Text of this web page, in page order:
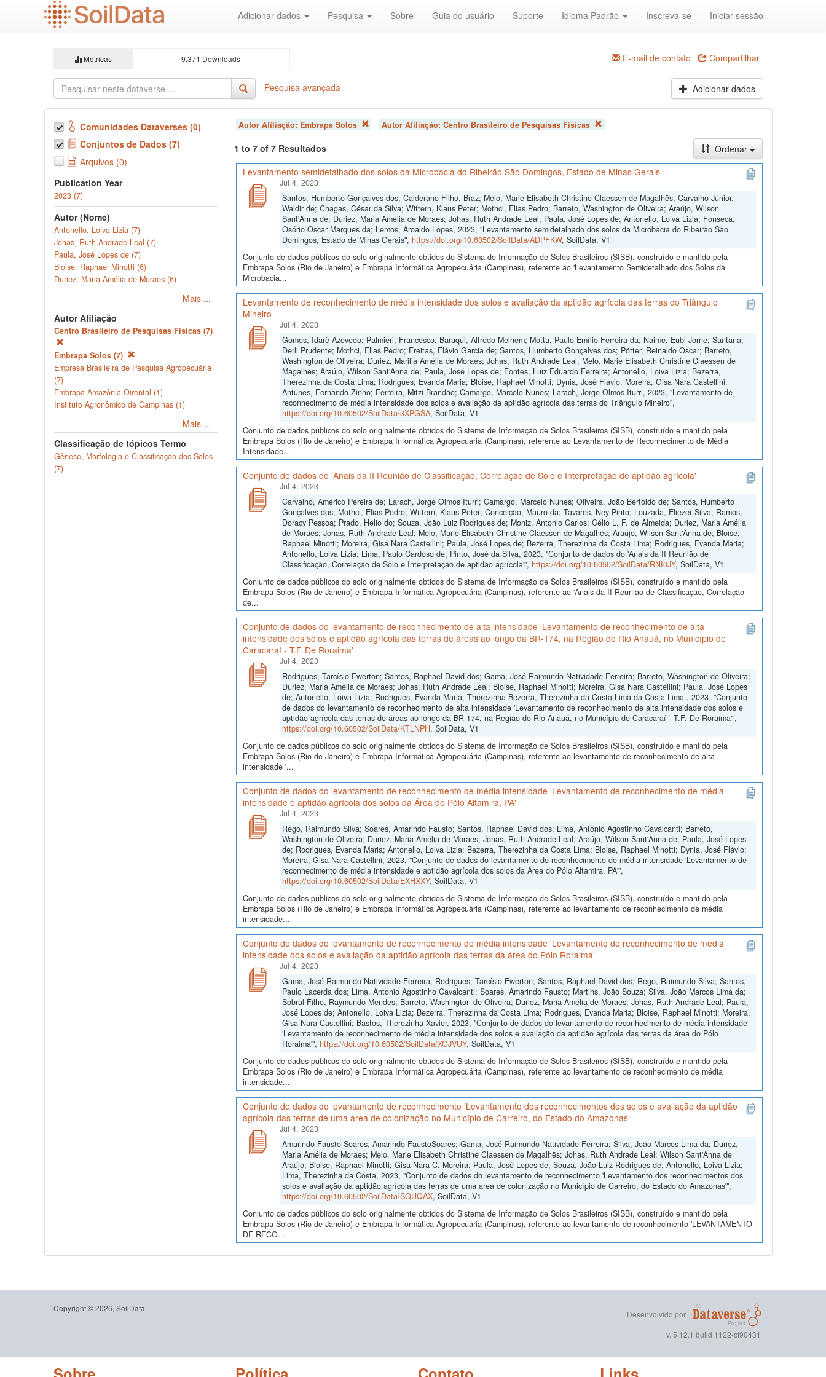
Adicionar dados Pesquisa Sobre Guia do usuário Suporte Idioma Padrão Inscreva-se Iniciar sessão
Métricas 9,371 Downloads E-mail de contato Compartilhar
Pesquisa avançada Adicionar dados
Comunidades Dataverses (0)
Conjuntos de Dados (7)
Arquivos (0)
Publication Year
2023 (7)
Autor (Nome)
Antonello, Loiva Lizia (7)
Johas, Ruth Andrade Leal (7)
Paula, José Lopes de (7)
Bloise, Raphael Minotti (6)
Duriez, Maria Amélia de Moraes (6)
Mais ...
Autor Afiliação
Centro Brasileiro de Pesquisas Físicas (7)
Embrapa Solos (7)
Empresa Brasileira de Pesquisa Agropecuária
(7)
Embrapa Amazônia Oirental (1)
Instituto Agronômico de Campinas (1)
Mais ...
Classificação de tópicos Termo
Gênese, Morfologia e Classificação dos Solos
(7)
Autor Afiliação: Embrapa Solos Autor Afiliação: Centro Brasileiro de Pesquisas Físicas
1 to 7 of 7 Resultados
Ordenar
Levantamento semidetalhado dos solos da Microbacia do Ribeirão São Domingos, Estado de Minas Gerais
Jul 4, 2023
Santos, Humberto Gonçalves dos; Calderano Filho, Braz; Melo, Marie Elisabeth Christine Claessen de Magalhẽs; Carvalho Júnior,
Waldir de; Chagas, César da Silva; Wittern, Klaus Peter; Mothci, Elias Pedro; Barreto, Washington de Oliveira; Araújo, Wilson
Sant'Anna de; Duriez, Maria Amélia de Moraes; Johas, Ruth Andrade Leal; Paula, José Lopes de; Antonello, Loiva Lizia; Fonseca,
Osório Oscar Marques da; Lemos, Aroaldo Lopes, 2023, "Levantamento semidetalhado dos solos da Microbacia do Ribeirão São
Domingos, Estado de Minas Gerais", https://doi.org/10.60502/SoilData/ADPFKW, SoilData, V1
Conjunto de dados públicos do solo originalmente obtidos do Sistema de Informação de Solos Brasileiros (SISB), construído e mantido pela
Embrapa Solos (Rio de Janeiro) e Embrapa Informática Agropecuária (Campinas), referente ao 'Levantamento Semidetalhado dos Solos da
Microbacia...
Levantamento de reconhecimento de média intensidade dos solos e avaliação da aptidão agrícola das terras do Triângulo
Mineiro
Jul 4, 2023
Gomes, Idarê Azevedo; Palmieri, Francesco; Baruqui, Alfredo Melhem; Motta, Paulo Emílio Ferreira da; Naime, Eubi Jorne; Santana,
Derli Prudente; Mothci, Elias Pedro; Freitas, Flávio Garcia de; Santos, Humberto Gonçalves dos; Pötter, Reinaldo Oscar; Barreto,
Washington de Oliveira; Duriez, Marilia Amélia de Moraes; Johas, Ruth Andrade Leal; Melo, Marie Elisabeth Christine Claessen de
Magalhẽs; Araújo, Wilson Sant'Anna de; Paula, José Lopes de; Fontes, Luiz Eduardo Ferreira; Antonello, Loiva Lizia; Bezerra,
Therezinha da Costa Lima; Rodrigues, Evanda Maria; Bloise, Raphael Minotti; Dynia, José Flávio; Moreira, Gisa Nara Castellini;
Antunes, Fernando Zinho; Ferreira, Mitzi Brandão; Camargo, Marcelo Nunes; Larach, Jorge Olmos Iturri, 2023, "Levantamento de
reconhecimento de média intensidade dos solos e avaliação da aptidão agrícola das terras do Triângulo Mineiro",
https://doi.org/10.60502/SoilData/3XPGSA, SoilData, V1
Conjunto de dados públicos do solo originalmente obtidos do Sistema de Informação de Solos Brasileiros (SISB), construído e mantido pela
Embrapa Solos (Rio de Janeiro) e Embrapa Informática Agropecuária (Campinas), referente ao Levantamento de Reconhecimento de Média
Intensidade...
Conjunto de dados do 'Anais da II Reunião de Classificação, Correlação de Solo e Interpretação de aptidão agrícola'
Jul 4, 2023
Carvalho, Américo Pereira de; Larach, Jorge Olmos Iturri; Camargo, Marcelo Nunes; Oliveira, João Bertoldo de; Santos, Humberto
Gonçalves dos; Mothci, Elias Pedro; Wittern, Klaus Peter; Conceição, Mauro da; Tavares, Ney Pinto; Louzada, Eliezer Silva; Ramos,
Doracy Pessoa; Prado, Helio do; Souza, João Luiz Rodrigues de; Moniz, Antonio Carlos; Célio L. F. de Almeida; Duriez, Maria Amélia
de Moraes; Johas, Ruth Andrade Leal; Melo, Marie Elisabeth Christine Claessen de Magalhẽs; Araújo, Wilson Sant'Anna de; Bloise,
Raphael Minotti; Moreira, Gisa Nara Castellini; Paula, José Lopes de; Bezerra, Therezinha da Costa Lima; Rodrigues, Evanda Maria;
Antonello, Loiva Lizia; Lima, Paulo Cardoso de; Pinto, José da Silva, 2023, "Conjunto de dados do 'Anais da II Reunião de
Classificação, Correlação de Solo e Interpretação de aptidão agrícola'", https://doi.org/10.60502/SoilData/RNI0JY, SoilData, V1
Conjunto de dados públicos do solo originalmente obtidos do Sistema de Informação de Solos Brasileiros (SISB), construído e mantido pela
Embrapa Solos (Rio de Janeiro) e Embrapa Informática Agropecuária (Campinas), referente ao 'Anais da II Reunião de Classificação, Correlação
de...
Conjunto de dados do levantamento de reconhecimento de alta intensidade 'Levantamento de reconhecimento de alta
intensidade dos solos e aptidão agrícola das terras de áreas ao longo da BR-174, na Região do Rio Anauá, no Município de
Caracaraí - T.F. De Roraima'
Jul 4, 2023
Rodrigues, Tarcísio Ewerton; Santos, Raphael David dos; Gama, José Raimundo Natividade Ferreira; Barreto, Washington de Oliveira;
Duriez, Maria Amélia de Moraes; Johas, Ruth Andrade Leal; Bloise, Raphael Minotti; Moreira, Gisa Nara Castellini; Paula, José Lopes
de; Antonello, Loiva Lizia; Rodrigues, Evanda Maria; Therezinha Bezerra, Therezinha da Costa Lima da Costa Lima., 2023, "Conjunto
de dados do levantamento de reconhecimento de alta intensidade 'Levantamento de reconhecimento de alta intensidade dos solos e
aptidão agrícola das terras de áreas ao longo da BR-174, na Região do Rio Anauá, no Município de Caracaraí - T.F. De Roraima'",
https://doi.org/10.60502/SoilData/KTLNPH, SoilData, V1
Conjunto de dados públicos do solo originalmente obtidos do Sistema de Informação de Solos Brasileiros (SISB), construído e mantido pela
Embrapa Solos (Rio de Janeiro) e Embrapa Informática Agropecuária (Campinas), referente ao levantamento de reconhecimento de alta
intensidade '...
Conjunto de dados do levantamento de reconhecimento de média intensidade 'Levantamento de reconhecimento de média
intensidade e aptidão agrícola dos solos da Área do Pólo Altamira, PA'
Jul 4, 2023
Rego, Raimundo Silva; Soares, Amarindo Fausto; Santos, Raphael David dos; Lima, Antonio Agostinho Cavalcanti; Barreto,
Washington de Oliveira; Duriez, Maria Amélia de Moraes; Johas, Ruth Andrade Leal; Araújo, Wilson Sant'Anna de; Paula, José Lopes
de; Rodrigues, Evanda Maria; Antonello, Loiva Lizia; Bezerra, Therezinha da Costa Lima; Bloise, Raphael Minotti; Dynia, José Flávio;
Moreira, Gisa Nara Castellini, 2023, "Conjunto de dados do levantamento de reconhecimento de média intensidade 'Levantamento de
reconhecimento de média intensidade e aptidão agrícola dos solos da Área do Pólo Altamira, PA'",
https://doi.org/10.60502/SoilData/EXHXXY, SoilData, V1
Conjunto de dados públicos do solo originalmente obtidos do Sistema de Informação de Solos Brasileiros (SISB), construído e mantido pela
Embrapa Solos (Rio de Janeiro) e Embrapa Informática Agropecuária (Campinas), referente ao levantamento de reconhecimento de média
intensidade...
Conjunto de dados do levantamento de reconhecimento de média intensidade 'Levantamento de reconhecimento de média
intensidade dos solos e avaliação da aptidão agrícola das terras da área do Pólo Roraima'
Jul 4, 2023
Gama, José Raimundo Natividade Ferreira; Rodrigues, Tarcísio Ewerton; Santos, Raphael David dos; Rego, Raimundo Silva; Santos,
Paulo Lacerda dos; Lima, Antonio Agostinho Cavalcanti; Soares, Amarindo Fausto; Martins, João Souza; Silva, João Marcos Lima da;
Sobral Filho, Raymundo Mendes; Barreto, Washington de Oliveira; Duriez, Maria Amélia de Moraes; Johas, Ruth Andrade Leal; Paula,
José Lopes de; Antonello, Loiva Lizia; Bezerra, Therezinha da Costa Lima; Rodrigues, Evanda Maria; Bloise, Raphael Minotti; Moreira,
Gisa Nara Castellini; Bastos, Therezinha Xavier, 2023, "Conjunto de dados do levantamento de reconhecimento de média intensidade
'Levantamento de reconhecimento de média intensidade dos solos e avaliação da aptidão agrícola das terras da área do Pólo
Roraima'", https://doi.org/10.60502/SoilData/XOJVUY, SoilData, V1
Conjunto de dados públicos do solo originalmente obtidos do Sistema de Informação de Solos Brasileiros (SISB), construído e mantido pela
Embrapa Solos (Rio de Janeiro) e Embrapa Informática Agropecuária (Campinas), referente ao levantamento de reconhecimento de média
intensidade...
Conjunto de dados do levantamento de reconhecimento 'Levantamento dos reconhecimentos dos solos e avaliação da aptidão
agrícola das terras de uma area de colonização no Município de Carreiro, do Estado do Amazonas'
Jul 4, 2023
Amarindo Fausto Soares, Amarindo FaustoSoares; Gama, José Raimundo Natividade Ferreira; Silva, João Marcos Lima da; Duriez,
Maria Amélia de Moraes; Melo, Marie Elisabeth Christine Claessen de Magalhẽs; Johas, Ruth Andrade Leal; Wilson Sant'Anna de
Araújo; Bloise, Raphael Minotti; Gisa Nara C. Moreira; Paula, José Lopes de; Souza, João Luiz Rodrigues de; Antonello, Loiva Lizia;
Lima, Therezinha da Costa, 2023, "Conjunto de dados do levantamento de reconhecimento 'Levantamento dos reconhecimentos dos
solos e avaliação da aptidão agrícola das terras de uma area de colonização no Município de Carreiro, do Estado do Amazonas'",
https://doi.org/10.60502/SoilData/SQUQAX, SoilData, V1
Conjunto de dados públicos do solo originalmente obtidos do Sistema de Informação de Solos Brasileiros (SISB), construído e mantido pela
Embrapa Solos (Rio de Janeiro) e Embrapa Informática Agropecuária (Campinas), referente ao levantamento de reconhecimento 'LEVANTAMENTO
DE RECO...
Copyright © 2026, SoilData
Desenvolvido por
v. 5.12.1 build 1122-cf90431